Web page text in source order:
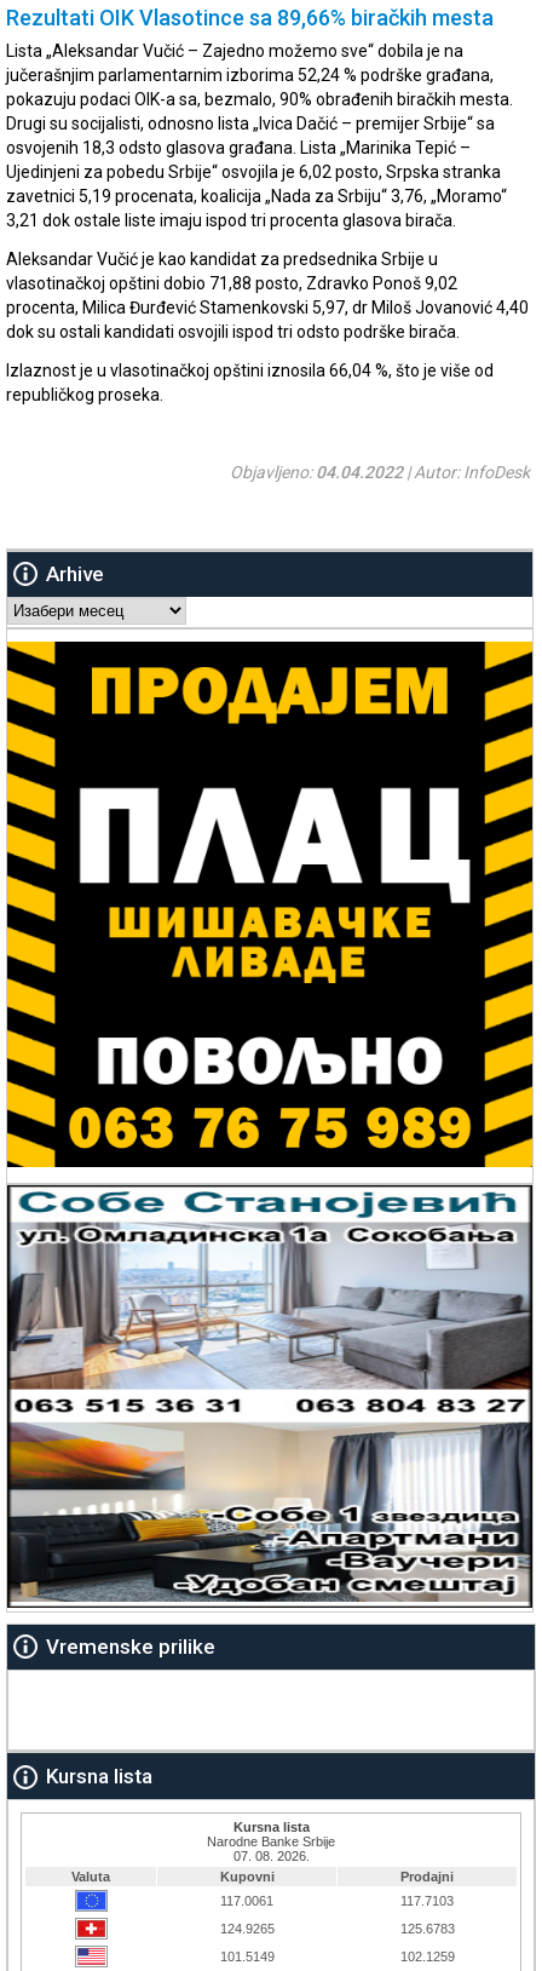
Rezultati OIK Vlasotince sa 89,66% biračkih mesta
Lista „Aleksandar Vučić – Zajedno možemo sve“ dobila je na
jučerašnjim parlamentarnim izborima 52,24 % podrške građana,
pokazuju podaci OIK-a sa, bezmalo, 90% obrađenih biračkih mesta.
Drugi su socijalisti, odnosno lista „Ivica Dačić – premijer Srbije“ sa
osvojenih 18,3 odsto glasova građana. Lista „Marinika Tepić –
Ujedinjeni za pobedu Srbije“ osvojila je 6,02 posto, Srpska stranka
zavetnici 5,19 procenata, koalicija „Nada za Srbiju“ 3,76, „Moramo“
3,21 dok ostale liste imaju ispod tri procenta glasova birača.
Aleksandar Vučić je kao kandidat za predsednika Srbije u
vlasotinačkoj opštini dobio 71,88 posto, Zdravko Ponoš 9,02
procenta, Milica Đurđević Stamenkovski 5,97, dr Miloš Jovanović 4,40
dok su ostali kandidati osvojili ispod tri odsto podrške birača.
Izlaznost je u vlasotinačkoj opštini iznosila 66,04 %, što je više od
republičkog proseka.
Objavljeno:04.04.2022| Autor: InfoDesk
Arhive
Arhive
Vremenske prilike
Kursna lista